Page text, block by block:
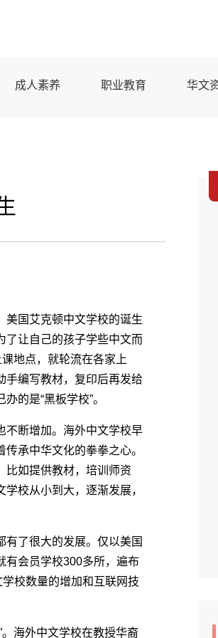
成人素养 职业教育 华文
国艾克顿中文学校的诞生
了让自己的孩子学些中文而
地点，就轮流在各家上
手编写教材，复印后再发给
的是“黑板学校”。
断增加。海外中文学校早
承中华文化的拳拳之心。
比如提供教材，培训师资
校从小到大，逐渐发展，
了很大的发展。仅以美国
有会员学校300多所，遍布
校数量的增加和互联网技
海外中文学校在教授华裔